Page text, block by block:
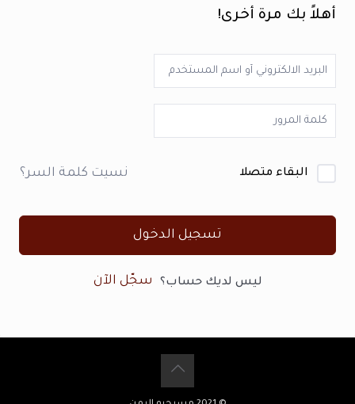
أهلاً بك مرة أخرى!
البقاء متصلا نسيت كلمة السر؟
تسجيل الدخول
ليس لديك حساب؟ سجّل الآن